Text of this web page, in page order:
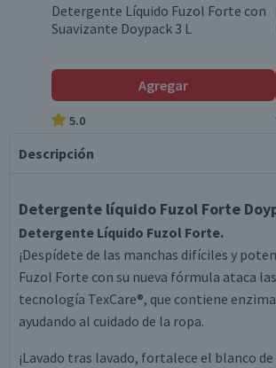
Detergente Líquido Fuzol Forte con
Suavizante Doypack 3 L
Agregar
5.0
Descripción
Detergente líquido Fuzol Forte
Detergente Líquido Fuzol Forte.
¡Despídete de las manchas difíciles y
Fuzol Forte con su nueva fórmula ataca
tecnología TexCare®, que contiene
ayudando al cuidado de la ropa.
¡Lavado tras lavado, fortalece el blanco